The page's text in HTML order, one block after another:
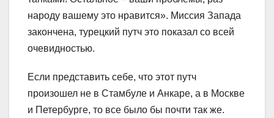
народу вашему это нравится». Миссия Запада
закончена, турецкий путч это показал со всей
очевидностью.
Если представить себе, что этот путч
произошел не в Стамбуле и Анкаре, а в Москве
и Петербурге, то все было бы почти так же.